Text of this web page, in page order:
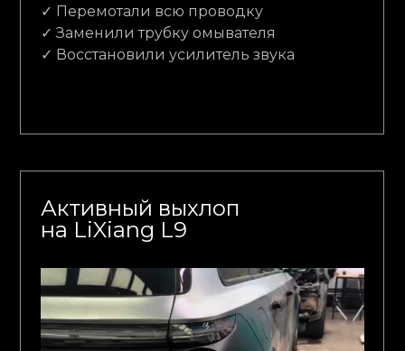
✓ Перемотали всю проводку
✓ Заменили трубку омывателя
✓ Восстановили усилитель звука
Активный выхлоп
на LiXiang L9